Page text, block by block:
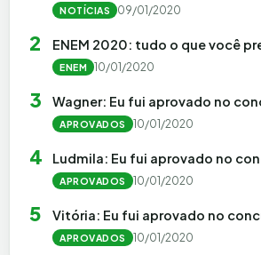
NOTÍCIAS 09/01/2020
2 ENEM 2020: tudo o que você
ENEM 10/01/2020
3 Wagner: Eu fui aprovado no
APROVADOS 10/01/2020
4 Ludmila: Eu fui aprovado no
APROVADOS 10/01/2020
5 Vitória: Eu fui aprovado no
APROVADOS 10/01/2020